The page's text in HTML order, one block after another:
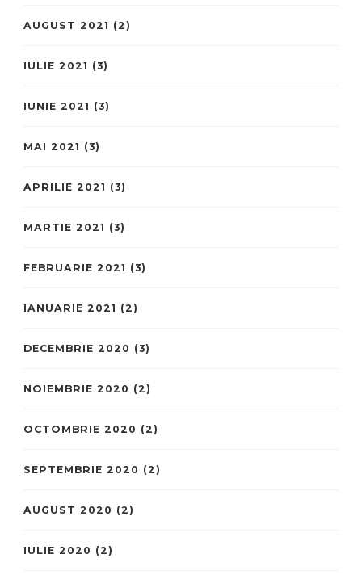
AUGUST 2021 (2)
IULIE 2021 (3)
IUNIE 2021 (3)
MAI 2021 (3)
APRILIE 2021 (3)
MARTIE 2021 (3)
FEBRUARIE 2021 (3)
IANUARIE 2021 (2)
DECEMBRIE 2020 (3)
NOIEMBRIE 2020 (2)
OCTOMBRIE 2020 (2)
SEPTEMBRIE 2020 (2)
AUGUST 2020 (2)
IULIE 2020 (2)